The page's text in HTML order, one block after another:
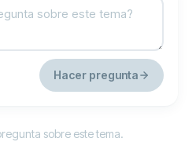
Hacer pregunta
sobre este tema.